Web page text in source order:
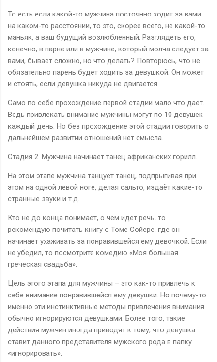
То есть если какой-то мужчина постоянно ходит за вами
на каком-то расстоянии, то это, скорее всего, не какой-то
маньяк, а ваш будущий возлюбленный. Разглядеть его,
конечно, в парне или в мужчине, который молча следует за
вами, бывает сложно, но что делать? Повторюсь, что не
обязательно парень будет ходить за девушкой. Он может
и стоять, если девушка никуда не двигается.
Само по себе прохождение первой стадии мало что даёт.
Ведь привлекать внимание мужчины могут по 10 девушек
каждый день. Но без прохождение этой стадии говорить о
дальнейшем развитии отношений нет смысла.
Стадия 2. Мужчина начинает танец африканских горилл.
На этом этапе мужчина танцует танец, подпрыгивая при
этом на одной левой ноге, делая сальто, издаёт какие-то
странные звуки и т.д.
Кто не до конца понимает, о чём идет речь, то
рекомендую почитать книгу о Томе Сойере, где он
начинает ухаживать за понравившейся ему девочкой. Если
не убедил, то посмотрите комедию «Моя большая
греческая свадьба».
Цель этого этапа для мужчины – это как-то привлечь к
себе внимание понравившейся ему девушки. Но почему-то
именно эти инстинктивные методы привлечения внимания
обычно игнорируются девушками. Более того, такие
действия мужчин иногда приводят к тому, что девушка
ставит данного представителя мужского рода в папку
«игнорировать».